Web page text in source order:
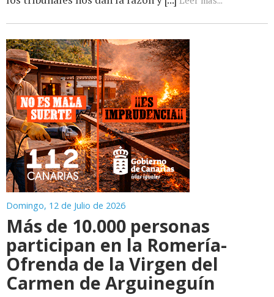
Domingo, 12 de Julio de 2026
Más de 10.000 personas
participan en la Romería-
Ofrenda de la Virgen del
Carmen de Arguineguín